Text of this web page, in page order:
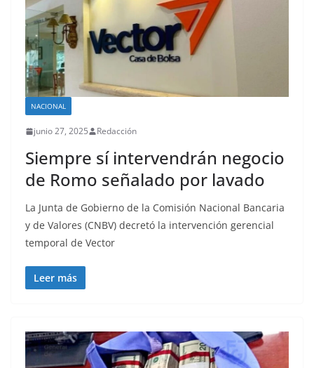
NACIONAL
junio 27, 2025 Redacción
Siempre sí intervendrán negocio
de Romo señalado por lavado
La Junta de Gobierno de la Comisión Nacional Bancaria
y de Valores (CNBV) decretó la intervención gerencial
temporal de Vector
Leer más